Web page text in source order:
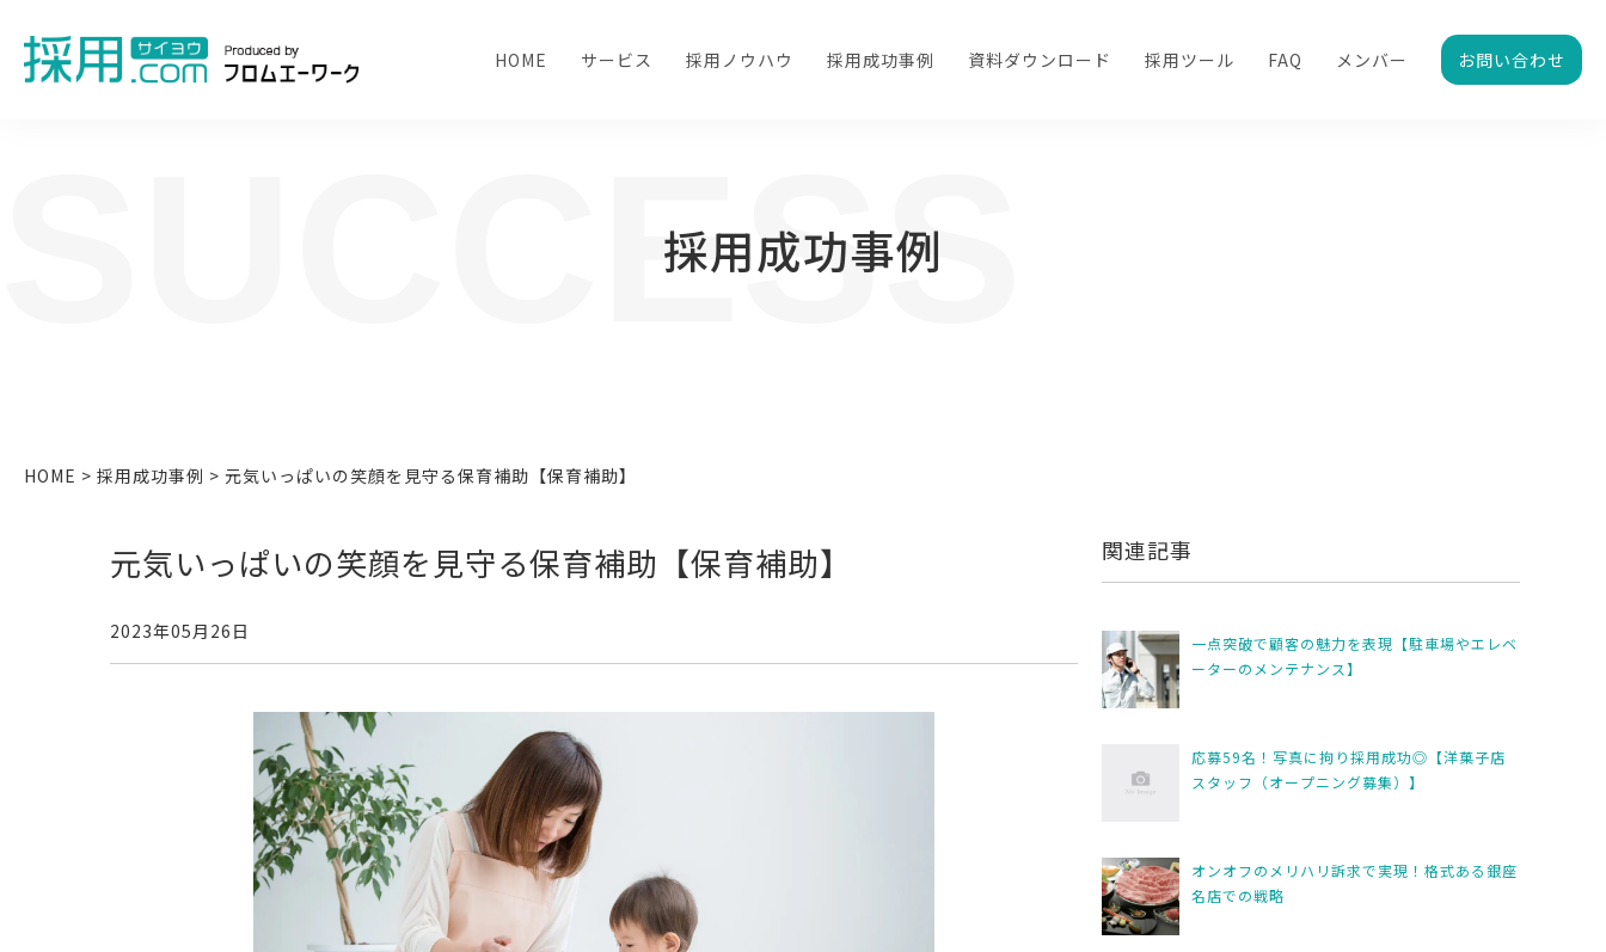
HOME サービス 採用ノウハウ 採用成功事例 資料ダウンロード 採用ツール FAQ メンバー お問い合わせ
採用成功事例
SUCCESS
HOME > 採用成功事例 > 元気いっぱいの笑顔を見守る保育補助【保育補助】
元気いっぱいの笑顔を見守る保育補助【保育補助】
2023年05月26日
関連記事
一点突破で顧客の魅力を表現【駐車場やエレベ
ーターのメンテナンス】
応募59名！写真に拘り採用成功◎【洋菓子店
スタッフ（オープニング募集）】
オンオフのメリハリ訴求で実現！格式ある銀座
名店での戦略